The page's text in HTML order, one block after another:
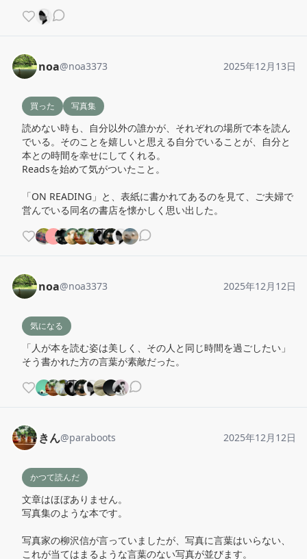
noa@noa3373 2025年12月13日
買った 写真集
読めない時も、自分以外の誰かが、それぞれの場所で本を読ん
でいる。そのことを嬉しいと思える自分でいることが、自分と
本との時間を幸せにしてくれる。
Readsを始めて気がついたこと。
「ON READING」と、表紙に書かれてあるのを見て、ご夫婦で
営んでいる同名の書店を懐かしく思い出した。
noa@noa3373 2025年12月12日
気になる
「人が本を読む姿は美しく、その人と同じ時間を過ごしたい」
そう書かれた方の言葉が素敵だった。
きん@paraboots 2025年12月12日
かつて読んだ
文章はほぼありません。
写真集のような本です。
写真家の柳沢信が言っていましたが、写真に言葉はいらない、
これが当てはまるような言葉のない写真が並びます。